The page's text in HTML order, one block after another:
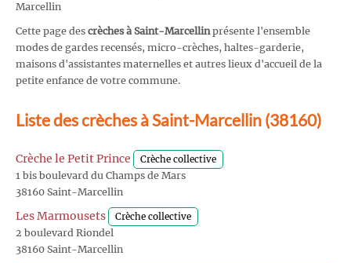
Marcellin
Cette page des crèches à Saint-Marcellin présente l'ensemble
modes de gardes recensés, micro-crèches, haltes-garderie,
maisons d'assistantes maternelles et autres lieux d'accueil de la
petite enfance de votre commune.
Liste des crèches à Saint-Marcellin (38160)
Crèche le Petit Prince Crèche collective
1 bis boulevard du Champs de Mars
38160 Saint-Marcellin
Les Marmousets Crèche collective
2 boulevard Riondel
38160 Saint-Marcellin